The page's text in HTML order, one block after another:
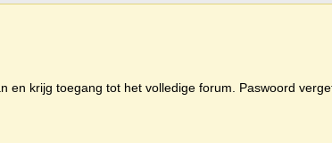
en krijg toegang tot het volledige forum. Paswoord